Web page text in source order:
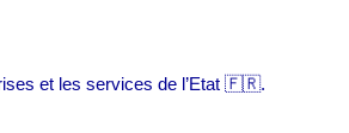
et les services de l’Etat 🇫🇷.